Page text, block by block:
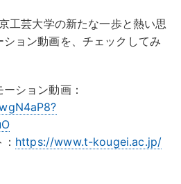
工芸大学の新たな一歩と熱い思
ョン動画を、チェックしてみ
ション動画：
https://www.t-kougei.ac.jp/